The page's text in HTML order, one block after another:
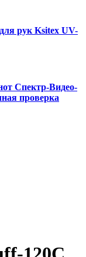
рук Ksitex UV-
Спектр-Видео-
проверка